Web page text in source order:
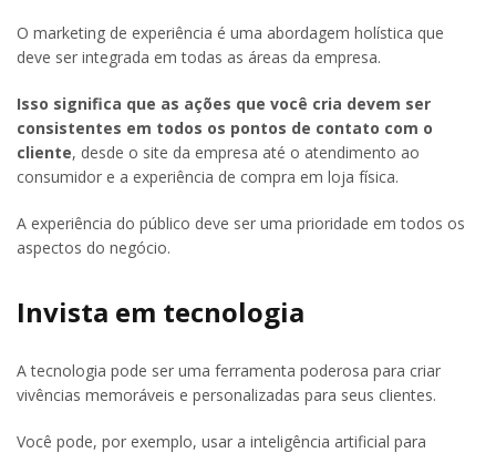
O marketing de experiência é uma abordagem holística que
deve ser integrada em todas as áreas da empresa.
Isso significa que as ações que você cria devem ser
consistentes em todos os pontos de contato com o
cliente, desde o site da empresa até o atendimento ao
consumidor e a experiência de compra em loja física.
A experiência do público deve ser uma prioridade em todos os
aspectos do negócio.
Invista em tecnologia
A tecnologia pode ser uma ferramenta poderosa para criar
vivências memoráveis e personalizadas para seus clientes.
Você pode, por exemplo, usar a inteligência artificial para